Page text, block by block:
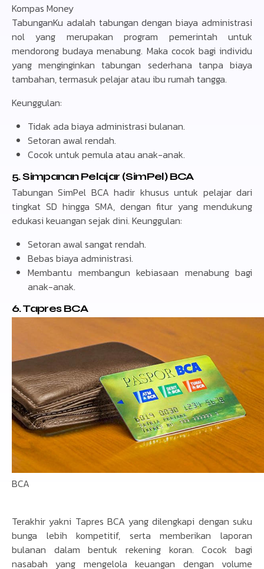
Kompas Money
TabunganKu adalah tabungan dengan biaya administrasi
nol yang merupakan program pemerintah untuk
mendorong budaya menabung. Maka cocok bagi individu
yang menginginkan tabungan sederhana tanpa biaya
tambahan, termasuk pelajar atau ibu rumah tangga.
Keunggulan:
Tidak ada biaya administrasi bulanan.
Setoran awal rendah.
Cocok untuk pemula atau anak-anak.
5. Simpanan Pelajar (SimPel) BCA
Tabungan SimPel BCA hadir khusus untuk pelajar dari
tingkat SD hingga SMA, dengan fitur yang mendukung
edukasi keuangan sejak dini. Keunggulan:
Setoran awal sangat rendah.
Bebas biaya administrasi.
Membantu membangun kebiasaan menabung bagi
anak-anak.
6. Tapres BCA
BCA
Terakhir yakni Tapres BCA yang dilengkapi dengan suku
bunga lebih kompetitif, serta memberikan laporan
bulanan dalam bentuk rekening koran. Cocok bagi
nasabah yang mengelola keuangan dengan volume